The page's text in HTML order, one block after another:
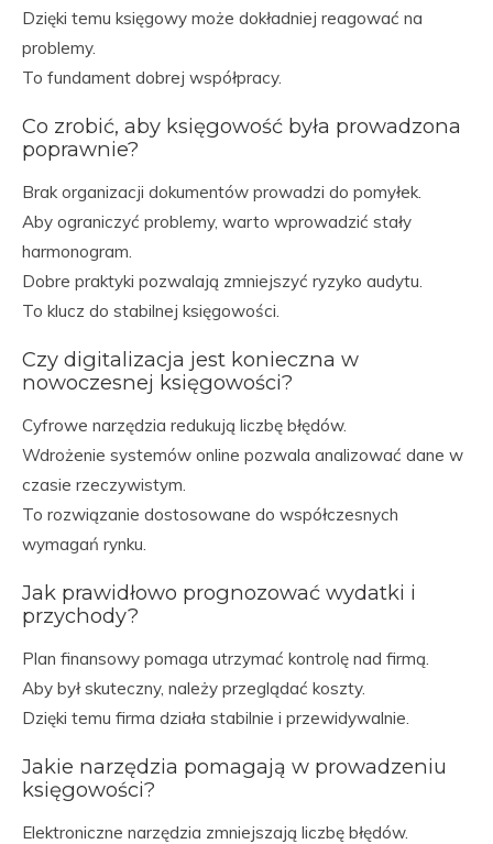
Dzięki temu księgowy może dokładniej reagować na
problemy.
To fundament dobrej współpracy.
Co zrobić, aby księgowość była prowadzona
poprawnie?
Brak organizacji dokumentów prowadzi do pomyłek.
Aby ograniczyć problemy, warto wprowadzić stały
harmonogram.
Dobre praktyki pozwalają zmniejszyć ryzyko audytu.
To klucz do stabilnej księgowości.
Czy digitalizacja jest konieczna w
nowoczesnej księgowości?
Cyfrowe narzędzia redukują liczbę błędów.
Wdrożenie systemów online pozwala analizować dane w
czasie rzeczywistym.
To rozwiązanie dostosowane do współczesnych
wymagań rynku.
Jak prawidłowo prognozować wydatki i
przychody?
Plan finansowy pomaga utrzymać kontrolę nad firmą.
Aby był skuteczny, należy przeglądać koszty.
Dzięki temu firma działa stabilnie i przewidywalnie.
Jakie narzędzia pomagają w prowadzeniu
księgowości?
Elektroniczne narzędzia zmniejszają liczbę błędów.